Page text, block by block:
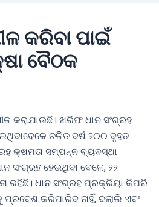
କରିବା ପାଇଁ
ବୈଠକ
କରାଯାଉଛି। ଖରିଫ ଧାନ ସଂଗ୍ରହ
ଚଳିତ ବର୍ଷ ୨୦୦ ବୃହତ
କ୍ଷମତା ସମ୍ପନ୍ନ ବ୍ୟବସ୍ଥା
ସଂଗ୍ରହ ହେଉଥିବା ବେଳେ, ୨୨
ରହିଛି। ଧାନ ସଂଗ୍ରହ ପ୍ରକ୍ରିୟା କିପରି
କରିପାରିବ ନାହିଁ, ଦଲାଲି ଏବଂ